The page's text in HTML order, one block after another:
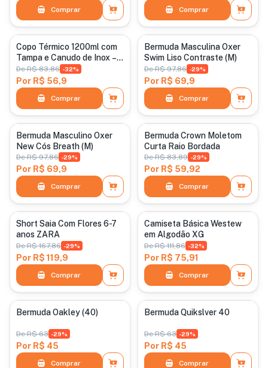
Comprar Comprar
Categoria padrão
Copo Térmico 1200ml com
Tampa e Canudo de Inox –
Alta Durabilidade
DeR$ 83,86 -32%
Por R$ 56,9
Comprar
Categoria padrão
Bermuda Masculina Oxer
Swim Liso Contraste (M)
DeR$ 97,86 -29%
Por R$ 69,9
Comprar
Categoria padrão
Bermuda Masculino Oxer
New Cós Breath (M)
DeR$ 97,86 -29%
Por R$ 69,9
Comprar
Categoria padrão
Bermuda Crown Moletom
Curta Raio Bordada
DeR$ 83,89 -29%
Por R$ 59,92
Comprar
Categoria padrão
Short Saia Com Flores 6-7
anos ZARA
DeR$ 167,86 -29%
Por R$ 119,9
Comprar
Categoria padrão
Camiseta Básica Westew
em Algodão XG
DeR$ 111,86 -32%
Por R$ 75,91
Comprar
Categoria padrão
Bermuda Oakley (40)
DeR$ 63 -29%
Por R$ 45
Comprar
Categoria padrão
Bermuda Quikslver 40
DeR$ 63 -29%
Por R$ 45
Comprar